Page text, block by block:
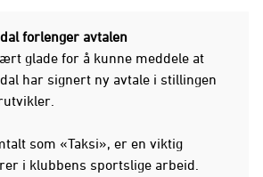
forlenger avtalen
glade for å kunne meddele at
har signert ny avtale i stillingen
som «Taksi», er en viktig
i klubbens sportslige arbeid.